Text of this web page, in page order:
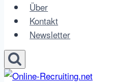
Über
Kontakt
Newsletter